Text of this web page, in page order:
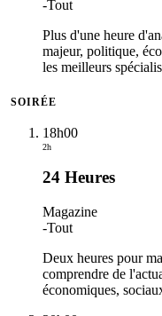
-Tout
Plus d'une heure
majeur, politique,
les meilleurs
SOIRÉE
18h00
2h
24 Heures
Magazine
-Tout
Deux heures pour
comprendre de
économiques,